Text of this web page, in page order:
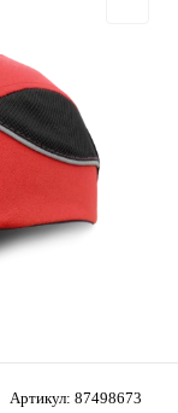
Артикул: 87498673